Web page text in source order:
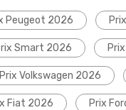
Peugeot 2026
Smart 2026
Prix Volkswagen 2026
Fiat 2026 Prix